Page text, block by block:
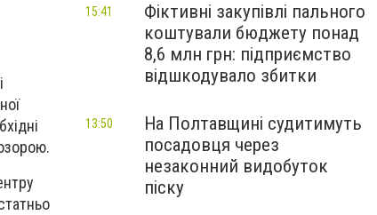
Фіктивні закупівлі пального
коштували бюджету понад
8,6 млн грн: підприємство
відшкодувало збитки
15:41
На Полтавщині судитимуть
посадовця через
незаконний видобуток
піску
13:50